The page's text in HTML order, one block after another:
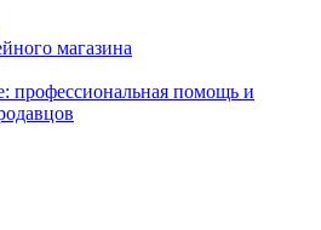
магазина
профессиональная помощь и